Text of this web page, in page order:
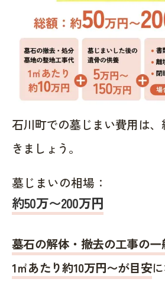
石川町での墓じまい費用は
きましょう。
墓じまいの相場：
約50万〜200万円
墓石の解体・撤去の工事の
1㎡あたり約10万円〜が目安